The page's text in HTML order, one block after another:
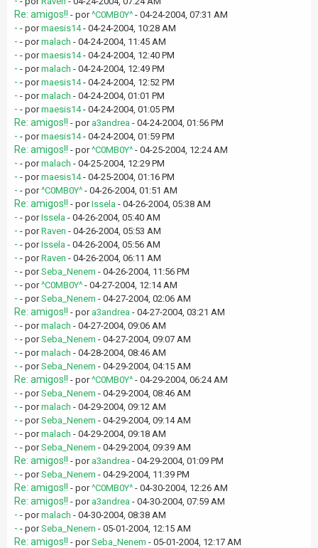
Re: amigos!! - por^C0MB0Y^ - 04-24-2004, 07:31 AM
- - pormaesis14- 04-24-2004, 10:28 AM
- - pormalach - 04-24-2004, 11:45 AM
- - pormaesis14- 04-24-2004, 12:40 PM
- - pormalach - 04-24-2004, 12:49 PM
- - pormaesis14- 04-24-2004, 12:52 PM
- - pormalach - 04-24-2004, 01:01 PM
- - pormaesis14- 04-24-2004, 01:05 PM
Re: amigos!! - por a3andrea - 04-24-2004, 01:56 PM
- - pormaesis14- 04-24-2004, 01:59 PM
Re: amigos!! - por^C0MB0Y^ - 04-25-2004, 12:24 AM
- - pormalach - 04-25-2004, 12:29 PM
- - pormaesis14- 04-25-2004, 01:16 PM
- - por^C0MB0Y^ - 04-26-2004, 01:51 AM
Re: amigos!! - porIssela - 04-26-2004, 05:38 AM
- - porIssela - 04-26-2004, 05:40 AM
- - porRaven - 04-26-2004, 05:53 AM
- - porIssela - 04-26-2004, 05:56 AM
- - porRaven - 04-26-2004, 06:11 AM
- - porSeba_Nenem - 04-26-2004, 11:56 PM
- - por^C0MB0Y^ - 04-27-2004, 12:14 AM
- - porSeba_Nenem - 04-27-2004, 02:06 AM
Re: amigos!! - por a3andrea - 04-27-2004, 03:21 AM
- - pormalach - 04-27-2004, 09:06 AM
- - porSeba_Nenem - 04-27-2004, 09:07 AM
- - pormalach - 04-28-2004, 08:46 AM
- - porSeba_Nenem - 04-29-2004, 04:15 AM
Re: amigos!! - por^C0MB0Y^ - 04-29-2004, 06:24 AM
- - porSeba_Nenem - 04-29-2004, 08:46 AM
- - pormalach - 04-29-2004, 09:12 AM
- - porSeba_Nenem - 04-29-2004, 09:14 AM
- - pormalach - 04-29-2004, 09:18 AM
- - porSeba_Nenem - 04-29-2004, 09:39 AM
Re: amigos!! - por a3andrea - 04-29-2004, 01:09 PM
- - porSeba_Nenem - 04-29-2004, 11:39 PM
Re: amigos!! - por^C0MB0Y^ - 04-30-2004, 12:26 AM
Re: amigos!! - por a3andrea - 04-30-2004, 07:59 AM
- - pormalach - 04-30-2004, 08:38 AM
- - porSeba_Nenem - 05-01-2004, 12:15 AM
Re: amigos!! - porSeba_Nenem - 05-01-2004, 12:17 AM